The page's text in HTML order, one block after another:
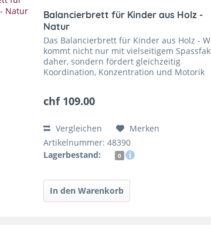
Balancierbrett für Kinder aus Holz -
Natur
Das Balancierbrett für Kinder aus Holz -
kommt nicht nur mit vielseitigem
daher, sondern fördert gleichzeitig
Koordination, Konzentration und Motorik
chf 109.00
Vergleichen
Merken
Artikelnummer: 48390
Lagerbestand:
0